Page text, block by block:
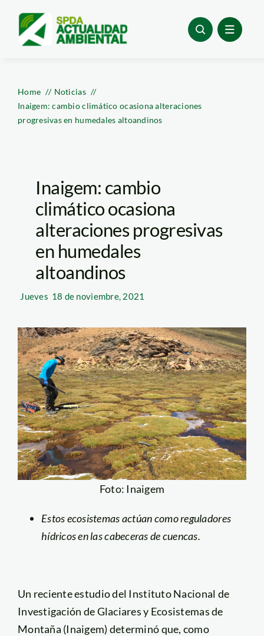
content
Home
Noticias
Inaigem: cambio climático ocasiona alteraciones
progresivas en humedales altoandinos
Inaigem: cambio
climático ocasiona
alteraciones progresivas
en humedales
altoandinos
Jueves 18 de noviembre, 2021
Foto: Inaigem
Estos ecosistemas actúan como reguladores
hídricos en las cabeceras de cuencas.
Un reciente estudio del Instituto Nacional de
Investigación de Glaciares y Ecosistemas de
Montaña (Inaigem) determinó que, como